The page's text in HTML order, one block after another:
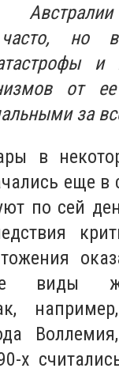
часто, но
и
от ее
за
в
еще в
по сей
виды
х